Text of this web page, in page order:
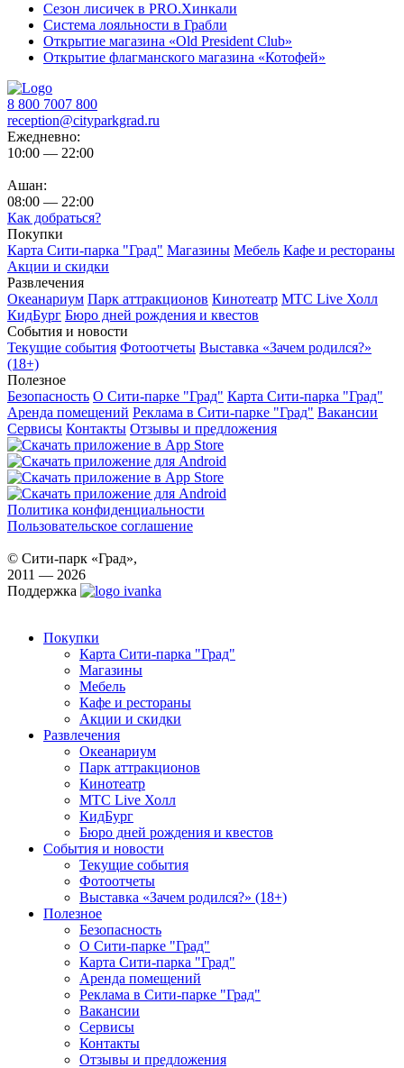
Сезон лисичек в PRO.Хинкали
Система лояльности в Грабли
Открытие магазина «Old President Club»
Открытие флагманского магазина «Котофей»
8 800 7007 800
reception@cityparkgrad.ru
Ежедневно:
10:00 — 22:00
Ашан:
08:00 — 22:00
Как добраться?
Покупки
Карта Сити-парка "Град" Магазины Мебель Кафе и рестораны
Акции и скидки
Развлечения
Океанариум Парк аттракционов Кинотеатр МТС Live Холл
КидБург Бюро дней рождения и квестов
События и новости
Текущие события Фотоотчеты Выставка «Зачем родился?»
(18+)
Полезное
Безопасность О Сити-парке "Град" Карта Сити-парка "Град"
Аренда помещений Реклама в Сити-парке "Град" Вакансии
Сервисы Контакты Отзывы и предложения
Политика конфиденциальности
Пользовательское соглашение
© Сити-парк «Град»,
2011 — 2026
Поддержка
Покупки
Карта Сити-парка "Град"
Магазины
Мебель
Кафе и рестораны
Акции и скидки
Развлечения
Океанариум
Парк аттракционов
Кинотеатр
МТС Live Холл
КидБург
Бюро дней рождения и квестов
События и новости
Текущие события
Фотоотчеты
Выставка «Зачем родился?» (18+)
Полезное
Безопасность
О Сити-парке "Град"
Карта Сити-парка "Град"
Аренда помещений
Реклама в Сити-парке "Град"
Вакансии
Сервисы
Контакты
Отзывы и предложения